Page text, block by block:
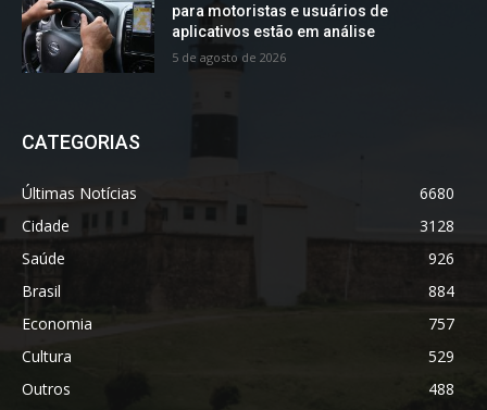
para motoristas e usuários de
aplicativos estão em análise
5 de agosto de 2026
CATEGORIAS
Últimas Notícias
6680
Cidade
3128
Saúde
926
Brasil
884
Economia
757
Cultura
529
Outros
488